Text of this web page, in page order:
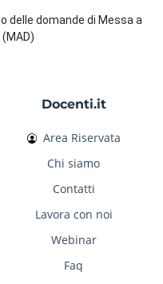
delle domande di Messa a
Docenti.it
Area Riservata
Chi siamo
Contatti
Lavora con noi
Webinar
Faq